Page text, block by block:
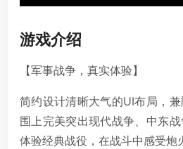
游戏介绍
【军事战争，真实体验】
简约设计清晰大气的UI布局，
围上完美突出现代战争、中东
体验经典战役，在战斗中感受炮